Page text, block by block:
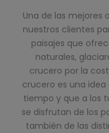
Una de las mejores
nuestros clientes
paisajes que
naturales,
crucero por la
crucero es una
tiempo y que a los
se disfrutan de los
también de las